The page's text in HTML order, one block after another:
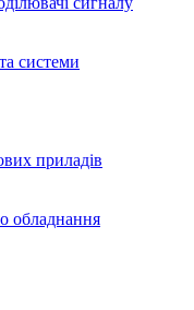
системи
приладів
обладнання